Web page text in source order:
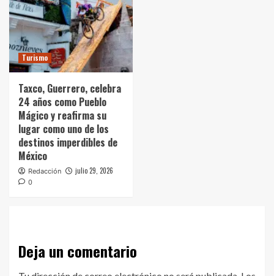
Turismo
Taxco, Guerrero, celebra
24 años como Pueblo
Mágico y reafirma su
lugar como uno de los
destinos imperdibles de
México
Redacción julio 29, 2026
0
Deja un comentario